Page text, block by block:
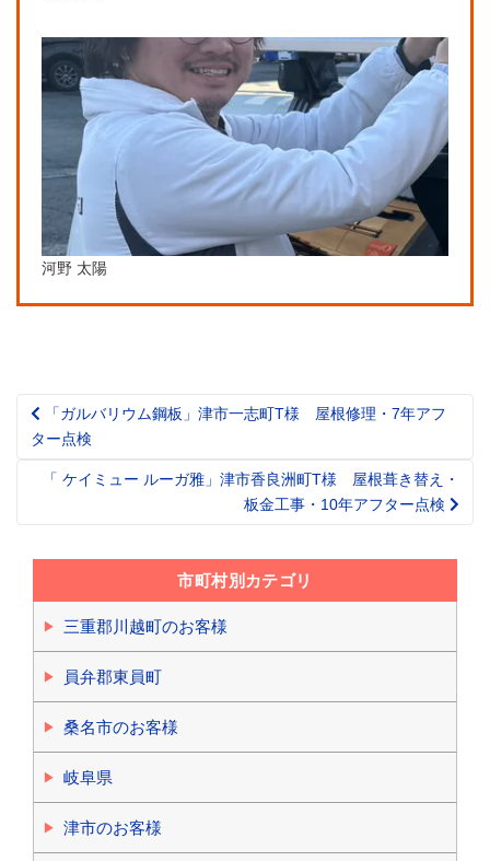
河野 太陽
Post
navigation
「ガルバリウム鋼板」津市一志町T様 屋根修理・7年アフ
ター点検
「 ケイミュー ルーガ雅」津市香良洲町T様 屋根葺き替え・
板金工事・10年アフター点検
市町村別カテゴリ
三重郡川越町のお客様
員弁郡東員町
桑名市のお客様
岐阜県
津市のお客様